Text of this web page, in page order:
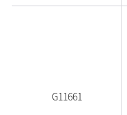
G11661